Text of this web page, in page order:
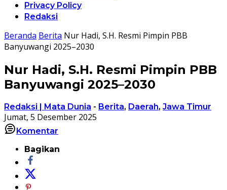
Privacy Policy
Redaksi
Beranda Berita Nur Hadi, S.H. Resmi Pimpin PBB
Banyuwangi 2025–2030
Nur Hadi, S.H. Resmi Pimpin PBB
Banyuwangi 2025–2030
Redaksi | Mata Dunia - Berita, Daerah, Jawa Timur
Jumat, 5 Desember 2025
Komentar
Bagikan